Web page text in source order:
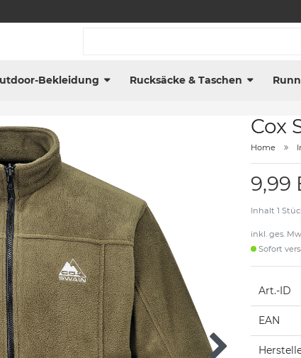
Bekleidung Rucksäcke & Taschen
Cox
Home
9,99
Inhalt 1
inkl. ges.
Sofort
Art.-ID
EAN